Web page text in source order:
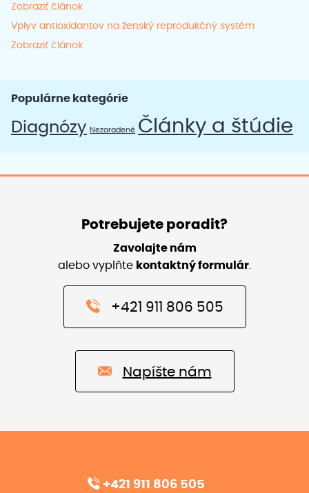
Zobraziť článok
Vplyv antioxidantov na ženský reprodukčný systém
Zobraziť článok
Populárne kategórie
Diagnózy Nezaradené Články a štúdie
Potrebujete poradit?
Zavolajte nám
alebo vyplňte kontaktný formulár
+421 911 806 505
Napíšte nám
+421 911 806 505